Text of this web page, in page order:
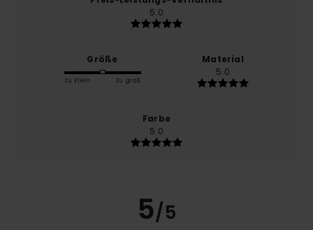
5.0
Größe
Zu klein Zu groß
Material
5.0
Farbe
5.0
5/5